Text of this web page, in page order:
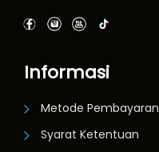
Informasi
Metode Pembayaran
Syarat Ketentuan